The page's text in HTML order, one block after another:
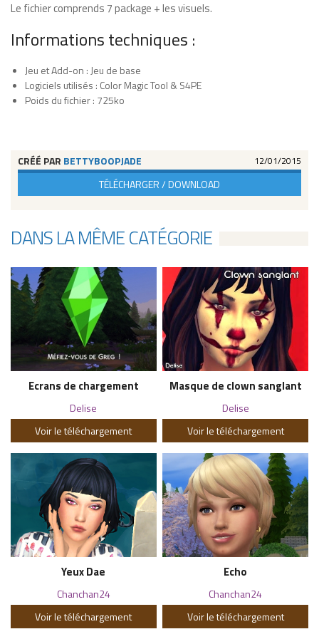
Le fichier comprends 7 package + les visuels.
Informations techniques :
Jeu et Add-on : Jeu de base
Logiciels utilisés : Color Magic Tool & S4PE
Poids du fichier : 725ko
CRÉÉ PAR BETTYBOOPJADE 12/01/2015
TÉLÉCHARGER / DOWNLOAD
DANS LA MÊME CATÉGORIE
Ecrans de chargement
Delise
Voir le téléchargement
Masque de clown sanglant
Delise
Voir le téléchargement
Yeux Dae
Chanchan24
Voir le téléchargement
Echo
Chanchan24
Voir le téléchargement